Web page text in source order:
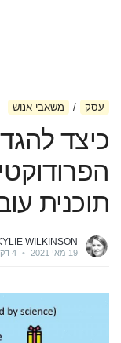
עסק משאבי אנוש
כיצד
תוכנית
WILKINSON
19 מאי 2021 •